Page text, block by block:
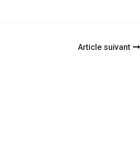
Article suivant